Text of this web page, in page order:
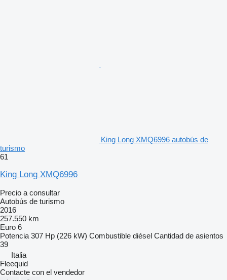
King Long XMQ6996 autobús de
turismo
61
King Long XMQ6996
Precio a consultar
Autobús de turismo
2016
257.550 km
Euro 6
Potencia 307 Hp (226 kW) Combustible diésel Cantidad de asientos
39
Italia
Fleequid
Contacte con el vendedor